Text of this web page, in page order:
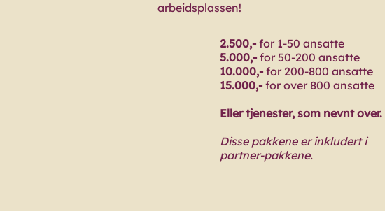
arbeidsplassen!
2.500,- for 1-50 ansatte
5.000,- for 50-200 ansatte
10.000,- for 200-800 ansatte
15.000,- for over 800 ansatte​
Eller tjenester, som nevnt over.
Disse pakkene er inkludert i
partner-pakkene.​